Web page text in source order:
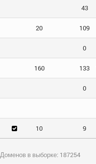
43
20 109
0
160 133
0
10 9
Доменов в выборке: 187254